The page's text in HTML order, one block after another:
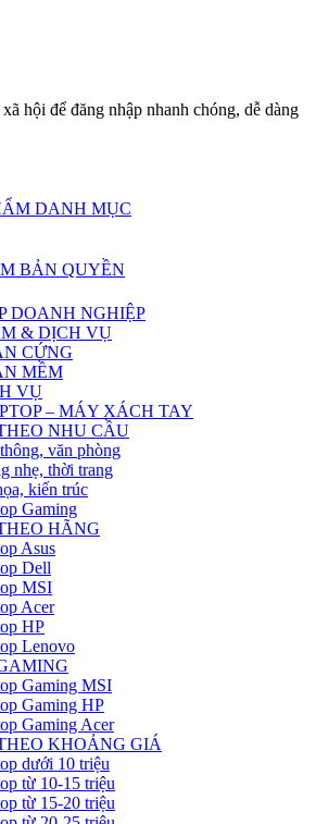
hội để đăng nhập nhanh chóng, dễ dàng
DANH MỤC
BẢN QUYỀN
DOANH NGHIỆP
& DỊCH VỤ
CỨNG
MỀM
VỤ
– MÁY XÁCH TAY
NHU CẦU
văn phòng
nhẹ, thời trang
kiến trúc
Gaming
HÃNG
Asus
Dell
MSI
Acer
HP
Lenovo
Gaming MSI
Gaming HP
Gaming Acer
KHOẢNG GIÁ
dưới 10 triệu
từ 10-15 triệu
từ 15-20 triệu